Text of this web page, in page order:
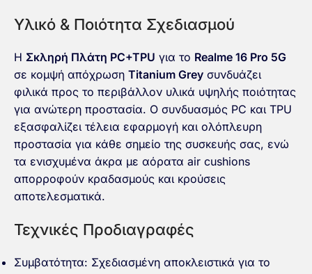
Υλικό & Ποιότητα Σχεδιασμού
Η Σκληρή Πλάτη PC+TPU για το Realme 16 Pro 5G
σε κομψή απόχρωση Titanium Grey συνδυάζει
φιλικά προς το περιβάλλον υλικά υψηλής ποιότητας
για ανώτερη προστασία. Ο συνδυασμός PC και TPU
εξασφαλίζει τέλεια εφαρμογή και ολόπλευρη
προστασία για κάθε σημείο της συσκευής σας, ενώ
τα ενισχυμένα άκρα με αόρατα air cushions
απορροφούν κραδασμούς και κρούσεις
αποτελεσματικά.
Τεχνικές Προδιαγραφές
Συμβατότητα: Σχεδιασμένη αποκλειστικά για το